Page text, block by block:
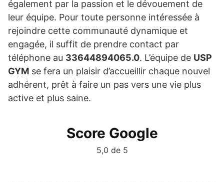
également par la passion et le dévouement de
leur équipe. Pour toute personne intéressée à
rejoindre cette communauté dynamique et
engagée, il suffit de prendre contact par
téléphone au 33644894065.0. L’équipe de USP
GYM se fera un plaisir d’accueillir chaque nouvel
adhérent, prêt à faire un pas vers une vie plus
active et plus saine.
Score Google
5,0 de 5